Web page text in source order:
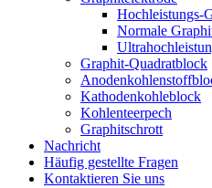
Hochleistungs-
Normale
Graphit-Quadratblock
Kathodenkohleblock
Kohlenteerpech
Graphitschrott
Nachricht
Häufig gestellte Fragen
Kontaktieren Sie uns